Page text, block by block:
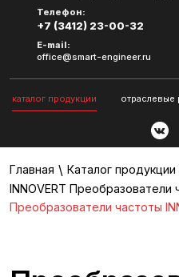
Телефон:
+7 (3412) 23-00-32
E-mail:
office@smart-engineer.ru
каталог продукции отраслевые
Главная \ Каталог продукции
INNOVERT Преобразователи
Преобразователи частоты